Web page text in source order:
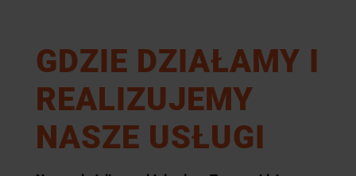
GDZIE DZIAŁAMY I
REALIZUJEMY
NASZE USŁUGI